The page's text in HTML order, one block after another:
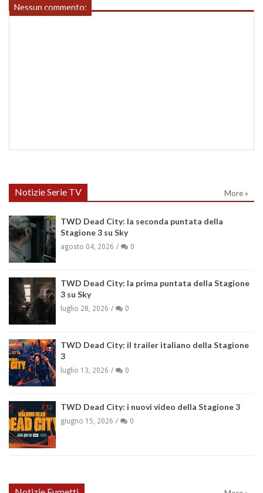
Nessun commento:
Notizie Serie TV More »
TWD Dead City: la seconda puntata della
Stagione 3 su Sky
agosto 04, 2026 0
TWD Dead City: la prima puntata della Stagione
3 su Sky
luglio 28, 2026 0
TWD Dead City: il trailer italiano della Stagione
3
luglio 13, 2026 0
TWD Dead City: i nuovi video della Stagione 3
giugno 15, 2026 0